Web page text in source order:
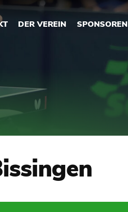
DER VEREIN SPONSOREN